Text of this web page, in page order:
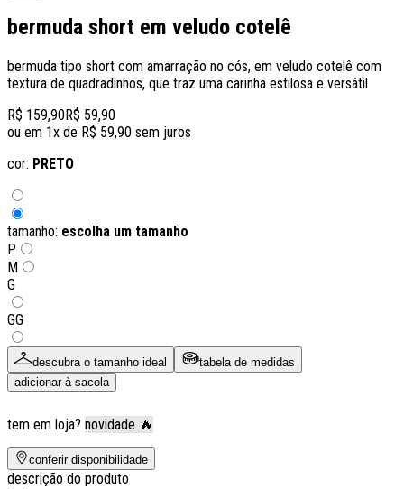
bermuda short em veludo cotelê
bermuda tipo short com amarração no cós, em veludo cotelê com
textura de quadradinhos, que traz uma carinha estilosa e versátil
R$ 159,90R$ 59,90
ou em 1x de R$ 59,90 sem juros
cor: PRETO
tamanho: escolha um tamanho
P
M
G
GG
descubra o tamanho ideal
tabela de medidas
adicionar à sacola
tem em loja? novidade 🔥
conferir disponibilidade
descrição do produto